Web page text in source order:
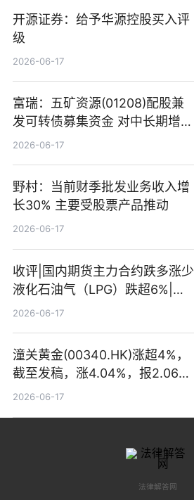
开源证券：给予华源控股买入评
级
2026-06-17
富瑞：五矿资源(01208)配股兼
发可转债募集资金 对中长期增长
和战略定位正面|当前焦点
2026-06-17
野村：当前财季批发业务收入增
长30% 主要受股票产品推动
2026-06-17
收评|国内期货主力合约跌多涨少
液化石油气（LPG）跌超6%|头
条焦点
2026-06-17
潼关黄金(00340.HK)涨超4%，
截至发稿，涨4.04%，报2.06港
元，成交额369.05万港元|焦点
2026-06-17
法律解答网